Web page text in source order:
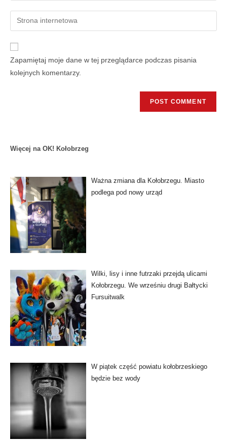
Zapamiętaj moje dane w tej przeglądarce podczas pisania
kolejnych komentarzy.
Więcej na OK! Kołobrzeg
Ważna zmiana dla Kołobrzegu. Miasto
podlega pod nowy urząd
Wilki, lisy i inne futrzaki przejdą ulicami
Kołobrzegu. We wrześniu drugi Bałtycki
Fursuitwalk
W piątek część powiatu kołobrzeskiego
będzie bez wody